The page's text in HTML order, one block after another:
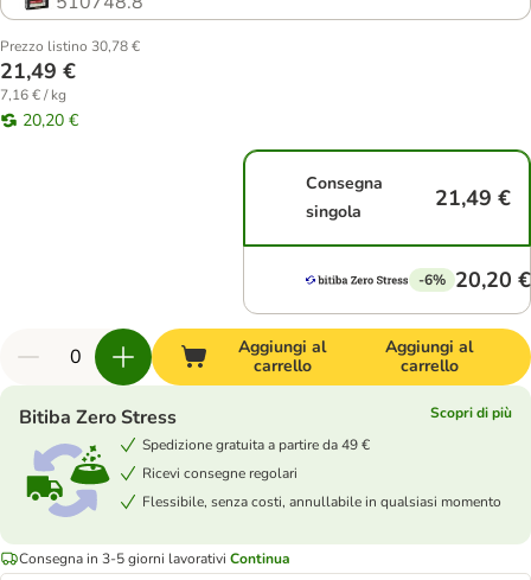
Prezzo listino 30,78 €
21,49 €
7,16 € / kg
20,20 €
Consegna
singola
21,49 €
-6% 20,20 €
Aggiungi al
carrello
Aggiungi al
carrello
Bitiba Zero Stress
Scopri di più
Spedizione gratuita a partire da 49 €
Ricevi consegne regolari
Flessibile, senza costi, annullabile in qualsiasi momento
Consegna in 3-5 giorni lavorativi Continua